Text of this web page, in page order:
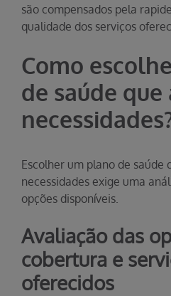
são compensados pela
qualidade dos serviços
Como
de saúde
Escolher um plano de saúde
necessidades exige uma
opções disponíveis.
Avaliação das
cobertura e
oferecidos